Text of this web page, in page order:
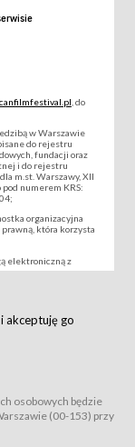
, do
w Warszawie
do rejestru
fundacji oraz
i do rejestru
m.st. Warszawy, XII
numerem KRS:
organizacyjna
która korzysta
elektroniczną z
umowy z
tj. uprawniające
filmowych,
akceptuję go
osobowych będzie
(00-153) przy